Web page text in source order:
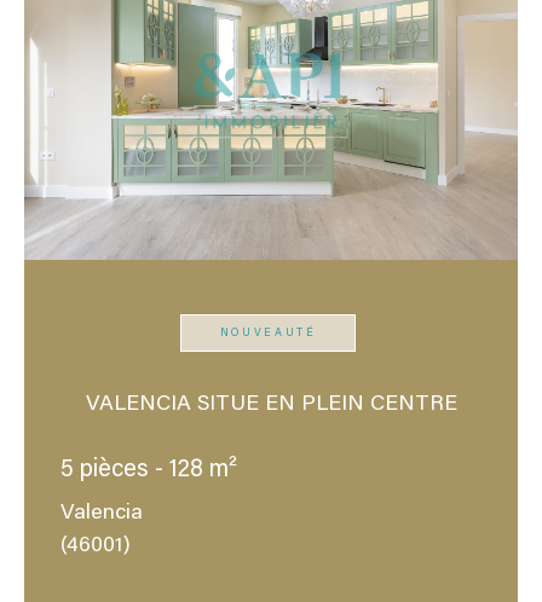
NOUVEAUTÉ
VALENCIA SITUE EN PLEIN CENTRE
5 pièces - 128 m²
Valencia
(46001)